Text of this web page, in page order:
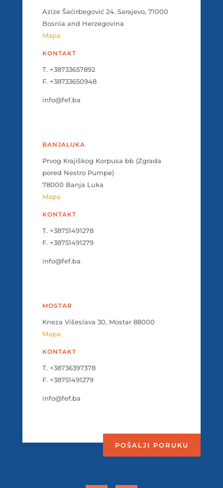
Azize Šaćirbegović 24. Sarajevo, 71000
Bosnia and Herzegovina
Mapa
KONTAKT
T. +38733657892
F. +38733650948
info@fef.ba
BANJALUKA
Prvog Krajiškog Korpusa bb (Zgrada
pored Nestro Pumpe)
78000 Banja Luka
Mapa
KONTAKT
T. +38751491278
F. +38751491279
info@fef.ba
MOSTAR
Kneza Višeslava 30, Mostar 88000
Mapa
KONTAKT
T. +38736397378
F. +38751491279
info@fef.ba
POŠALJI PORUKU